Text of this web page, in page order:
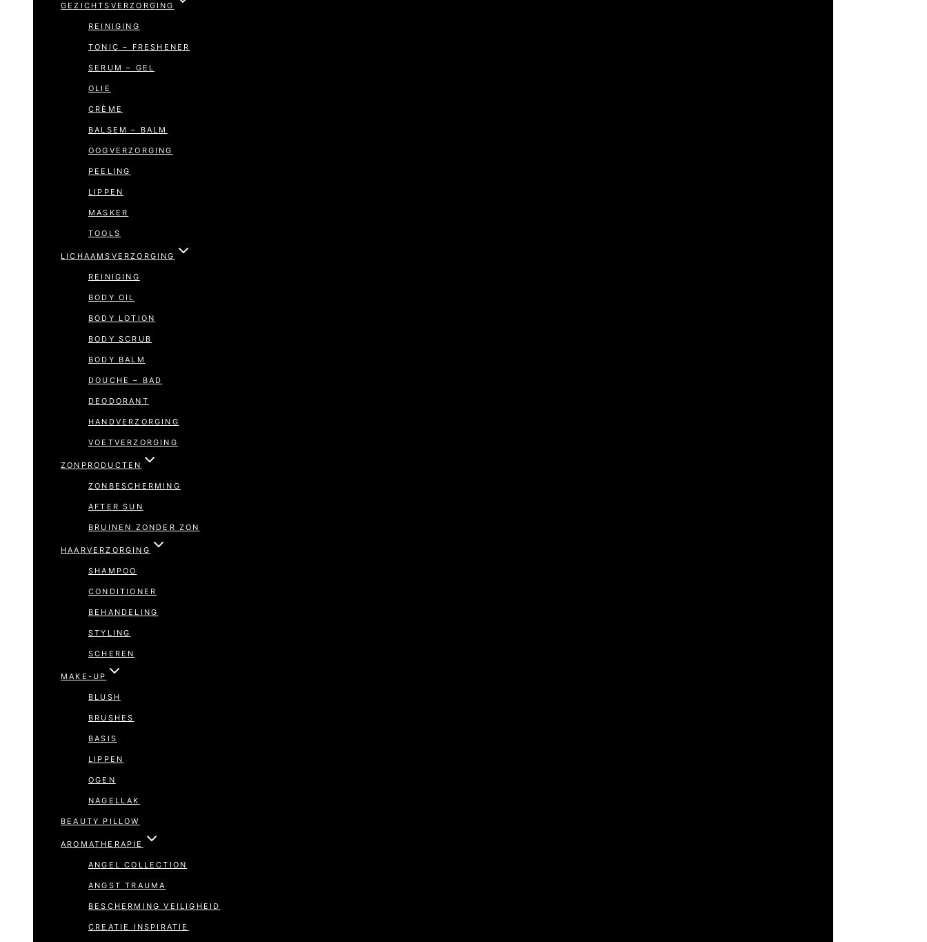
GEZICHTSVERZORGING
REINIGING
TONIC – FRESHENER
SERUM – GEL
OLIE
CRÈME
BALSEM – BALM
OOGVERZORGING
PEELING
LIPPEN
MASKER
TOOLS
LICHAAMSVERZORGING
REINIGING
BODY OIL
BODY LOTION
BODY SCRUB
BODY BALM
DOUCHE – BAD
DEODORANT
HANDVERZORGING
VOETVERZORGING
ZONPRODUCTEN
ZONBESCHERMING
AFTER SUN
BRUINEN ZONDER ZON
HAARVERZORGING
SHAMPOO
CONDITIONER
BEHANDELING
STYLING
SCHEREN
MAKE-UP
BLUSH
BRUSHES
BASIS
LIPPEN
OGEN
NAGELLAK
BEAUTY PILLOW
AROMATHERAPIE
ANGEL COLLECTION
ANGST TRAUMA
BESCHERMING VEILIGHEID
CREATIE INSPIRATIE